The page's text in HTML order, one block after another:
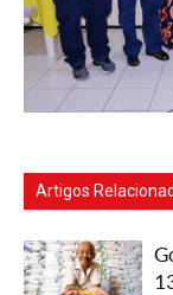
Artigos